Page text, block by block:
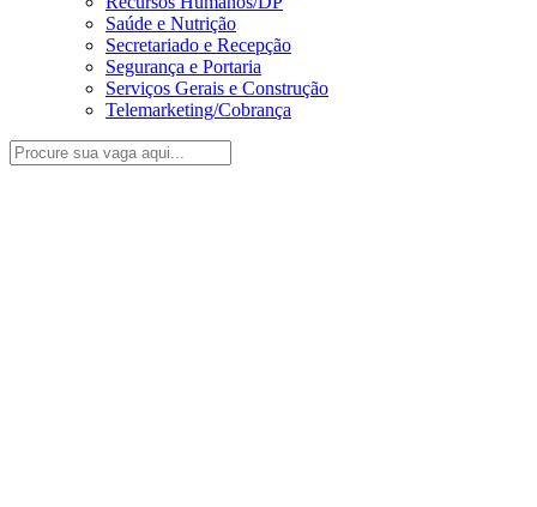
Saúde e Nutrição
Secretariado e Recepção
Segurança e Portaria
Serviços Gerais e Construção
Telemarketing/Cobrança